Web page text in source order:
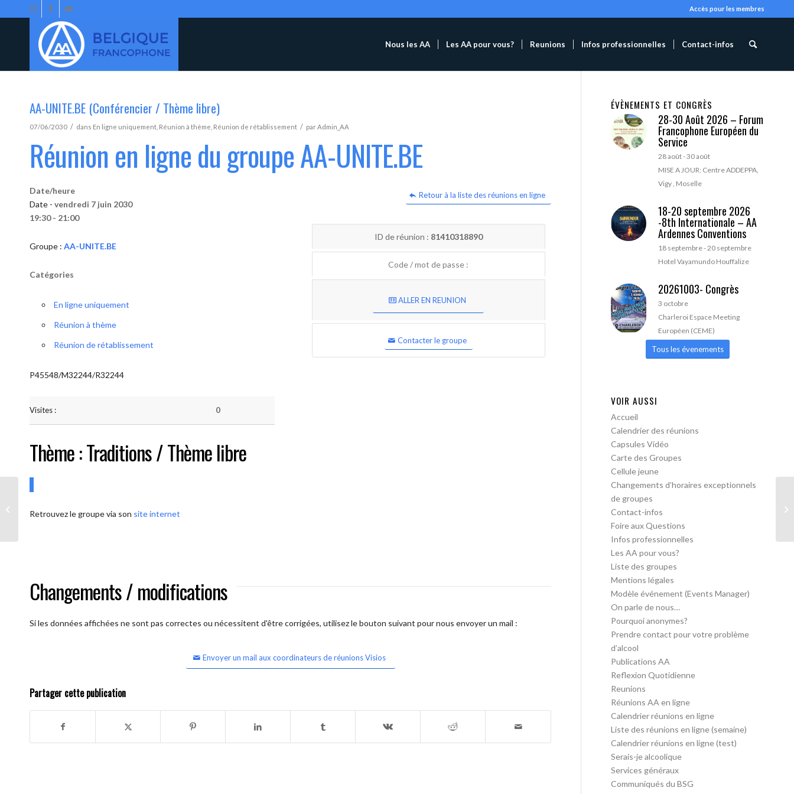
Accès pour les membres
Nous les AA Les AA pour vous? Reunions Infos professionnelles Contact-infos
AA-UNITE.BE (Conférencier / Thème libre)
07/06/2030 / dans En ligne uniquement Réunion à thème Réunion de rétablissement / parAdmin_AA
Réunion en ligne du groupe AA-UNITE.BE
Retour à la liste des réunions en ligne
Date/heure
Date - vendredi 7 juin 2030
19:30 - 21:00
Groupe : AA-UNITE.BE
Catégories
En ligne uniquement
Réunion à thème
Réunion de rétablissement
P45548/M32244/R32244
Visites : 0
ID de réunion : 81410318890
Code / mot de passe :
ALLER EN REUNION
Contacter le groupe
Thème : Traditions / Thème libre
Retrouvez le groupe via son site internet
Changements / modifications
Si les données affichées ne sont pas correctes ou nécessitent d'être corrigées, utilisez le bouton suivant pour nous envoyer un mail :
Envoyer un mail aux coordinateurs de réunions Visios
Partager cette publication
ÉVÈNEMENTS ET CONGRÈS
28-30 Août 2026 – Forum
Francophone Européen du
Service
28 août-30 août
MISE A JOUR: Centre ADDEPPA,
Vigy , Moselle
18-20 septembre 2026
-8th Internationale – AA
Ardennes Conventions
18 septembre-20 septembre
Hotel Vayamundo Houffalize
20261003- Congrès
3 octobre
Charleroi Espace Meeting
Européen (CEME)
Tous les évenements
VOIR AUSSI
Accueil
Calendrier des réunions
Capsules Vidéo
Carte des Groupes
Cellule jeune
Changements d’horaires exceptionnels
de groupes
Contact-infos
Foire aux Questions
Infos professionnelles
Les AA pour vous?
Liste des groupes
Mentions légales
Modèle événement (Events Manager)
On parle de nous…
Pourquoi anonymes?
Prendre contact pour votre problème
d’alcool
Publications AA
Reflexion Quotidienne
Reunions
Réunions AA en ligne
Calendrier réunions en ligne
Liste des réunions en ligne (semaine)
Calendrier réunions en ligne (test)
Serais-je alcoolique
Services généraux
Communiqués du BSG
libre)